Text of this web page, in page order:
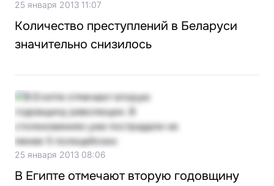
25 января 2013 11:07
Количество преступлений в Беларуси
значительно снизилось
25 января 2013 08:06
В Египте отмечают вторую годовщину